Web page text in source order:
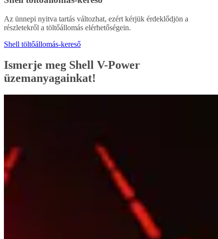
Az ünnepi nyitva tartás változhat, ezért kérjük érdeklődjön a
részletekről a töltőállomás elérhetőségein.
Shell töltőállomás-kereső
Ismerje meg Shell V-Power
üzemanyagainkat!